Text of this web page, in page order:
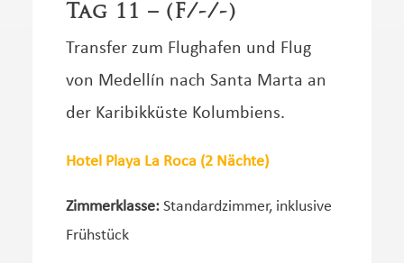
Tag 11 – (F/-/-)
Transfer zum Flughafen und Flug
von Medellín nach Santa Marta an
der Karibikküste Kolumbiens.
Hotel Playa La Roca (2 Nächte)
Zimmerklasse:Standardzimmer, inklusive
Frühstück